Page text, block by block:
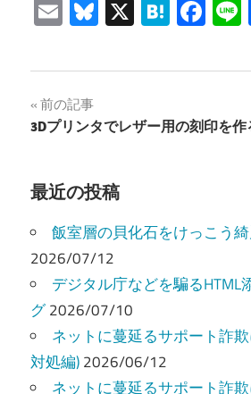
EmailBluesky
X
投
稿
ナ
ビ
ゲ
ー
シ
ョ
前の記事
3Dプリンタでレザー用の刻印を作
最近の投稿
飯室層の貝化石をけっこう
2026/07/12
デジタル庁などを騙るHTML
グ2026/07/10
ネットに蔓延るサポート詐
対処編)2026/06/12
ネットに蔓延るサポート詐